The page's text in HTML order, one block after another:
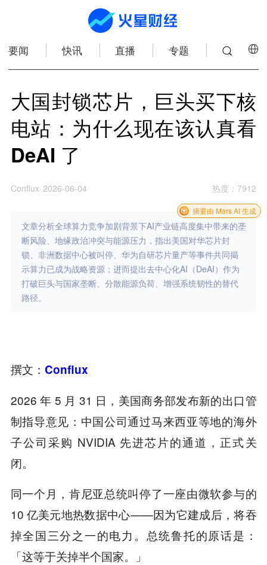
要闻 快讯 直播 专题
大国封锁芯片，巨头买下核
电站：为什么现在该认真看
DeAI 了
Conflux 2026-06-04 热度 ：7912
文章分析全球算力竞争加剧背景下AI产业链高度集中带来的垄
断风险、地缘政治冲突与能源压力，指出美国对华芯片封
锁、非洲数据中心被叫停、华为自研芯片量产等事件共同揭
示算力已成为战略资源；进而提出去中心化AI（DeAI）作为
打破巨头与国家垄断、分散能源负荷、增强系统韧性的替代
路径。
摘要由 Mars AI 生成
撰文： Conflux
2026 年 5 月 31 日，美国商务部发布新的出口管
制指导意见：中国公司通过马来西亚等地的海外
子公司采购 NVIDIA 先进芯片的通道，正式关
闭。
同一个月，肯尼亚总统叫停了一座由微软参与的
10 亿美元地热数据中心——因为它建成后，将吞
掉全国三分之一的电力。总统鲁托的原话是：
「这等于关掉半个国家。」